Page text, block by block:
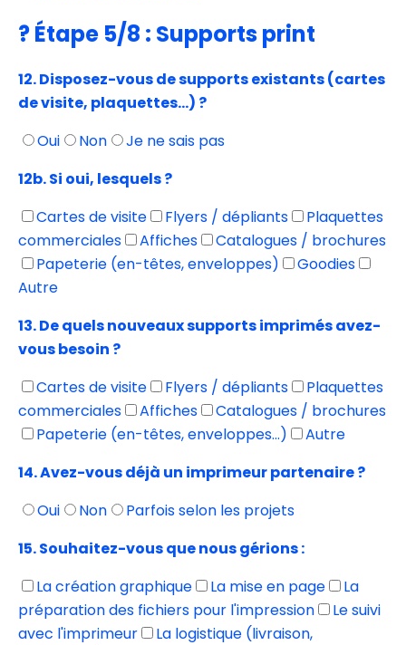
?️ Étape 5/8 : Supports print
12. Disposez-vous de supports existants (cartes
de visite, plaquettes...) ?
Oui
Non
Je ne sais pas
12b. Si oui, lesquels ?
Cartes de visite
Flyers / dépliants
Plaquettes
commerciales
Affiches
Catalogues / brochures
Papeterie (en-têtes, enveloppes)
Goodies
Autre
13. De quels nouveaux supports imprimés avez-
vous besoin ?
Cartes de visite
Flyers / dépliants
Plaquettes
commerciales
Affiches
Catalogues / brochures
Papeterie (en-têtes, enveloppes…)
Autre
14. Avez-vous déjà un imprimeur partenaire ?
Oui
Non
Parfois selon les projets
15. Souhaitez-vous que nous gérions :
La création graphique
La mise en page
La
préparation des fichiers pour l'impression
Le suivi
avec l'imprimeur
La logistique (livraison,